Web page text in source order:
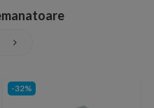
-32%